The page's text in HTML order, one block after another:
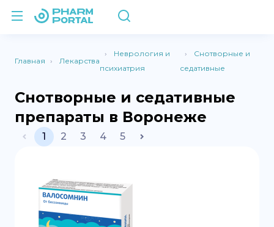
Главная Лекарства
Неврология и
психиатрия
Снотворные и
седативные
Снотворные и седативные
препараты в Воронеже
1 2 3 4 5